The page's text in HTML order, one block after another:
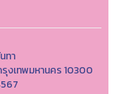
ทา
งเทพมหานคร 10300